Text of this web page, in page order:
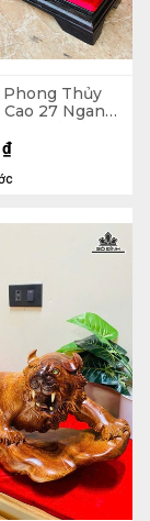
Phong Thủy
27 Ngang
₫